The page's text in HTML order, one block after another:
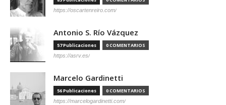
https://oscartenreiro.com/
Antonio S. Río Vázquez
57 Publicaciones 0 COMENTARIOS
https://asrv.es/
Marcelo Gardinetti
56 Publicaciones 0 COMENTARIOS
https://marcelogardinetti.com/